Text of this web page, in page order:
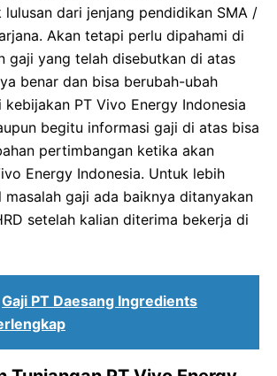
lulusan dari jenjang pendidikan SMA /
Akan tetapi perlu dipahami di
gaji yang telah disebutkan di atas
benar dan bisa berubah-ubah
PT Vivo Energy Indonesia
begitu informasi gaji di atas bisa
pertimbangan ketika akan
Energy Indonesia. Untuk lebih
masalah gaji ada baiknya ditanyakan
setelah kalian diterima bekerja di
Gaji PT Daesang Ingredients